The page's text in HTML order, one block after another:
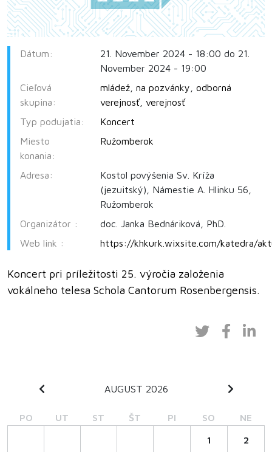
Dátum:
21. November 2024 - 18:00 do 21.
November 2024 - 19:00
Cieľová
skupina:
mládež, na pozvánky
odborná
verejnosť, verejnosť
Typ podujatia:
Koncert
Miesto
konania:
Ružomberok
Adresa:
Kostol povýšenia Sv. Kríža
(jezuitský), Námestie A. Hlinku 56,
Ružomberok
Organizátor :
doc. Janka Bednáriková, PhD.
Web link :
https://khkurk.wixsite.com/katedra/
Koncert pri príležitosti 25. výročia založenia
vokálneho telesa Schola Cantorum Rosenbergensis.
AUGUST 2026
PO UT ST ŠT PI SO NE
1 2